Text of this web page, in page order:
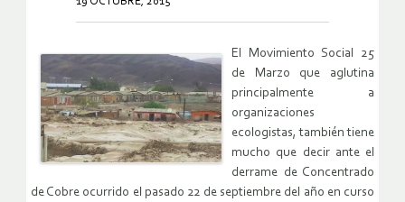
El Movimiento Social 25
de Marzo que aglutina
principalmente a
organizaciones
ecologistas, también tiene
mucho que decir ante el
derrame de Concentrado
de Cobre ocurrido el pasado 22 de septiembre del año en curso